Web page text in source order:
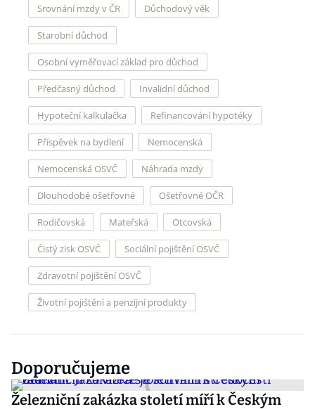
Srovnání mzdy v ČR Důchodový věk
Starobní důchod
Osobní vyměřovací základ pro důchod
Předčasný důchod Invalidní důchod
Hypoteční kalkulačka Refinancování hypotéky
Příspěvek na bydlení Nemocenská
Nemocenská OSVČ Náhrada mzdy
Dlouhodobé ošetřovné Ošetřovné OČR
Rodičovská Mateřská Otcovská
Čistý zisk OSVČ Sociální pojištění OSVČ
Zdravotní pojištění OSVČ
Životní pojištění a penzijní produkty
Doporučujeme
Železniční zakázka století míří k Českým